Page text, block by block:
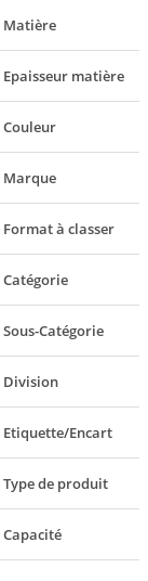
Matière
Epaisseur matière
Couleur
Marque
Format à classer
Catégorie
Sous-Catégorie
Division
Etiquette/Encart
Type de produit
Capacité